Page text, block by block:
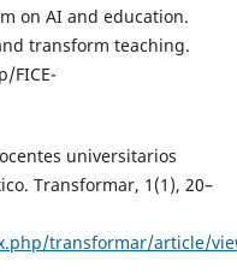
on AI and education.
transform teaching.
FICE-
universitarios
Transformar, 1(1), 20–
transformar/article/